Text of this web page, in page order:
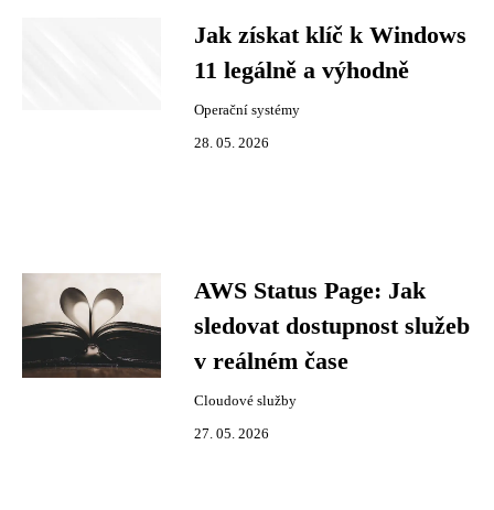
Jak získat klíč k Windows
11 legálně a výhodně
Operační systémy
28. 05. 2026
AWS Status Page: Jak
sledovat dostupnost služeb
v reálném čase
Cloudové služby
27. 05. 2026